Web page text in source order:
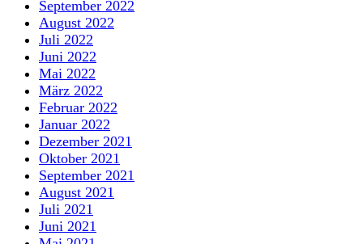
September 2022
August 2022
Juli 2022
Juni 2022
Mai 2022
März 2022
Februar 2022
Januar 2022
Dezember 2021
Oktober 2021
September 2021
August 2021
Juli 2021
Juni 2021